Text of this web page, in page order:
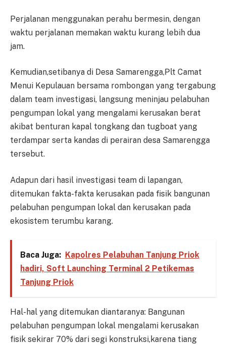
Perjalanan menggunakan perahu bermesin, dengan
waktu perjalanan memakan waktu kurang lebih dua
jam.
Kemudian,setibanya di Desa Samarengga,Plt Camat
Menui Kepulauan bersama rombongan yang tergabung
dalam team investigasi, langsung meninjau pelabuhan
pengumpan lokal yang mengalami kerusakan berat
akibat benturan kapal tongkang dan tugboat yang
terdampar serta kandas di perairan desa Samarengga
tersebut.
Adapun dari hasil investigasi team di lapangan,
ditemukan fakta-fakta kerusakan pada fisik bangunan
pelabuhan pengumpan lokal dan kerusakan pada
ekosistem terumbu karang.
Baca Juga: Kapolres Pelabuhan Tanjung Priok
hadiri, Soft Launching Terminal 2 Petikemas
Tanjung Priok
Hal-hal yang ditemukan diantaranya: Bangunan
pelabuhan pengumpan lokal mengalami kerusakan
fisik sekirar 70% dari segi konstruksi,karena tiang